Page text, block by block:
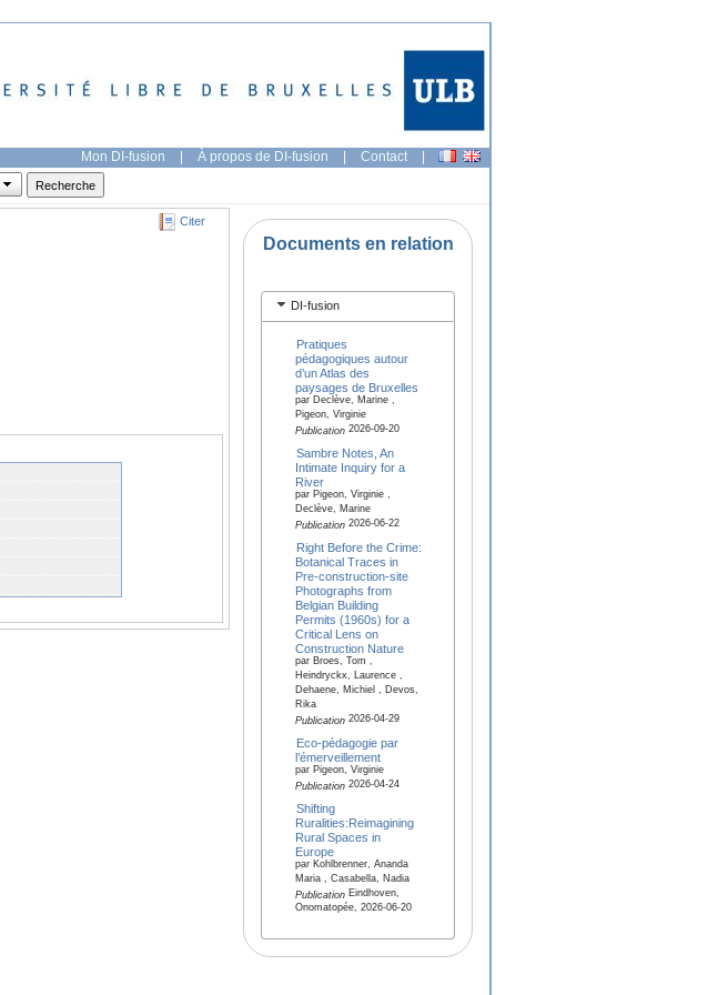
Mon DI-fusion | À propos de DI-fusion | Contact |
Citer
Documents en relation
DI-fusion
Pratiques
pédagogiques autour
d’un Atlas des
paysages de Bruxelles
par Declève, Marine ,
Pigeon, Virginie
Publication2026-09-20
Sambre Notes, An
Intimate Inquiry for a
River
par Pigeon, Virginie ,
Declève, Marine
Publication2026-06-22
Right Before the Crime:
Botanical Traces in
Pre-construction-site
Photographs from
Belgian Building
Permits (1960s) for a
Critical Lens on
Construction Nature
par Broes, Tom ,
Heindryckx, Laurence ,
Dehaene, Michiel , Devos,
Rika
Publication2026-04-29
Eco-pédagogie par
l’émerveillement
par Pigeon, Virginie
Publication2026-04-24
Shifting
Ruralities:Reimagining
Rural Spaces in
Europe
par Kohlbrenner, Ananda
Maria , Casabella, Nadia
PublicationEindhoven,
Onomatopée, 2026-06-20